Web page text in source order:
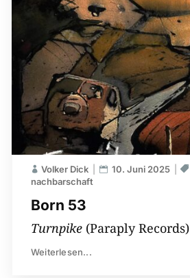
Born 53
Volker Dick 10. Juni 2025
nachbarschaft
Turnpike (Paraply Records)
Weiterlesen...